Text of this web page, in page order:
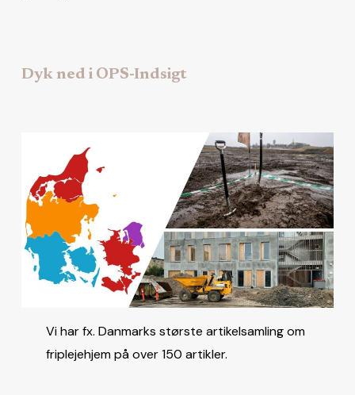
Dyk ned i OPS-Indsigt
Vi har fx. Danmarks største artikelsamling om
friplejehjem på over 150 artikler.